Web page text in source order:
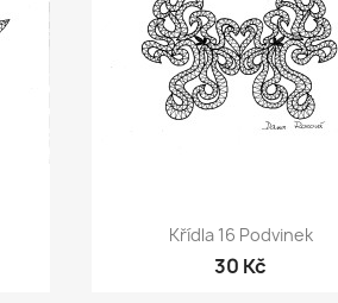
Rychlý náhled
Křídla 16 Podvinek
30 Kč